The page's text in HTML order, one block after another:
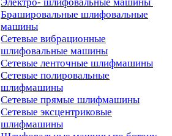
Брашировальные шлифовальные
машины
Сетевые вибрационные
шлифовальные машины
Сетевые ленточные шлифмашины
Сетевые полировальные
шлифмашины
Сетевые прямые шлифмашины
Сетевые эксцентриковые
шлифмашины